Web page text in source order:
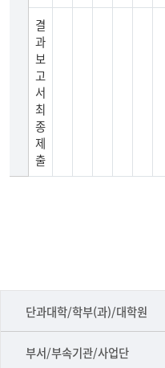
일
결
과
보
고
서
최
종
제
출
단과대학/학부(과)/대학원
■인문대학
▷국어국문학부
부서/부속기관/사업단
공동기기센터